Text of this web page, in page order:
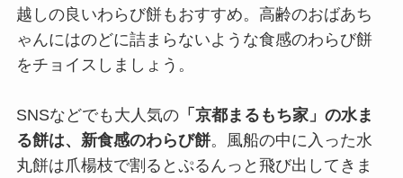
越しの良いわらび餅もおすすめ。高齢のおばあち
ゃんにはのどに詰まらないような食感のわらび餅
をチョイスしましょう。
SNSなどでも大人気の「京都まるもち家」の水ま
る餅は、新食感のわらび餅。風船の中に入った水
丸餅は爪楊枝で割るとぷるんっと飛び出してきま